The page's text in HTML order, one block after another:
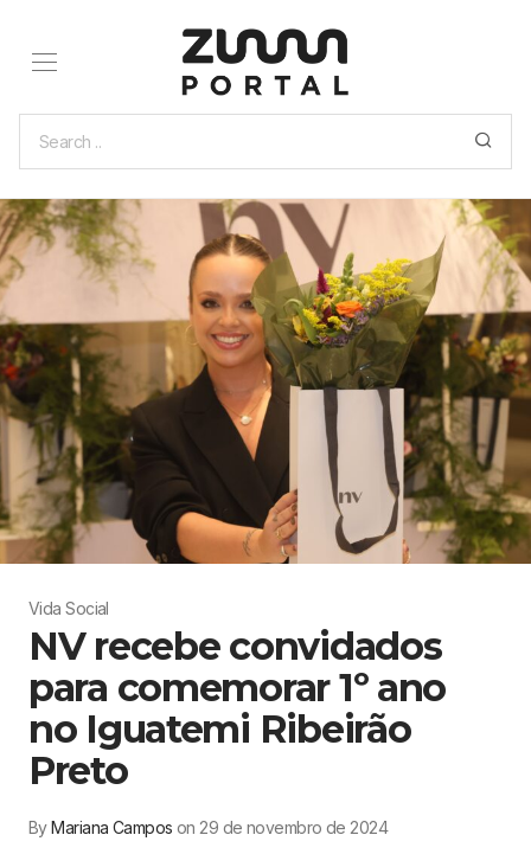
Vida Social
NV recebe convidados
para comemorar 1º ano
no Iguatemi Ribeirão
Preto
ByMariana Campos on 29 de novembro de 2024